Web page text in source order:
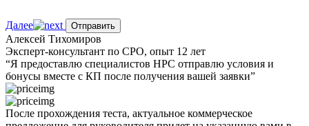
Далее Отправить
Алексей Тихомиров
Эксперт-консультант по СРО, опыт 12 лет
“Я предоставлю специалистов НРС отправлю условия и
бонусы вместе с КП после получения вашей заявки”
После прохождения теста, актуальное коммерческое